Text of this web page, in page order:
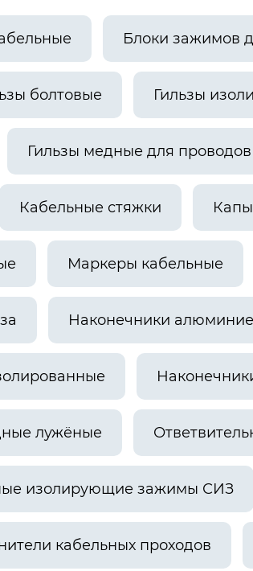
Блоки зажимов
болтовые Гильзы
Гильзы медные для проводов
Кабельные стяжки
Маркеры кабельные
Наконечники
лужёные
изолирующие зажимы СИЗ
кабельных проходов